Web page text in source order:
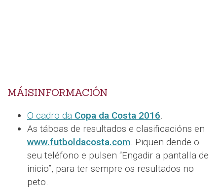
MÁISINFORMACIÓN
O cadro da Copa da Costa 2016.
As táboas de resultados e clasificacións en
www.futboldacosta.com. Piquen dende o
seu teléfono e pulsen “Engadir a pantalla de
inicio”, para ter sempre os resultados no
peto.